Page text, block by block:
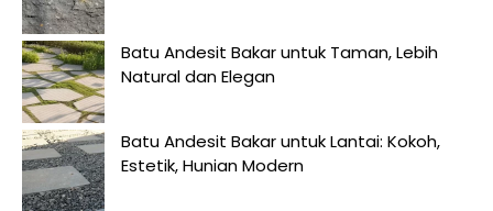
Batu Andesit Bakar untuk Taman, Lebih
Natural dan Elegan
Batu Andesit Bakar untuk Lantai: Kokoh,
Estetik, Hunian Modern